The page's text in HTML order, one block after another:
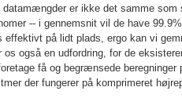
datamængder er ikke det samme
-- i gennemsnit vil de have
effektivt på lidt plads, ergo kan vi
også en udfordring, for de
få og begrænsede beregninger
der fungerer på komprimeret